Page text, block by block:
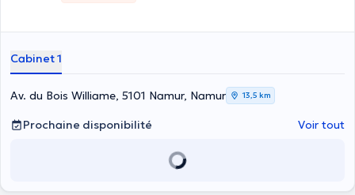
Cabinet 1
Av. du Bois Williame, 5101 Namur, Namur 13,5 km
Prochaine disponibilité Voir tout